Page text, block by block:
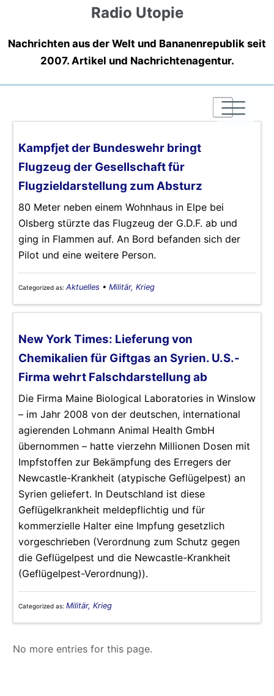
Radio Utopie
Nachrichten aus der Welt und Bananenrepublik seit
2007. Artikel und Nachrichtenagentur.
|
|
|
Kampfjet der Bundeswehr bringt
Flugzeug der Gesellschaft für
Flugzieldarstellung zum Absturz
80 Meter neben einem Wohnhaus in Elpe bei
Olsberg stürzte das Flugzeug der G.D.F. ab und
ging in Flammen auf. An Bord befanden sich der
Pilot und eine weitere Person.
Categorized as: Aktuelles • Militär, Krieg
New York Times: Lieferung von
Chemikalien für Giftgas an Syrien. U.S.-
Firma wehrt Falschdarstellung ab
Die Firma Maine Biological Laboratories in Winslow
– im Jahr 2008 von der deutschen, international
agierenden Lohmann Animal Health GmbH
übernommen – hatte vierzehn Millionen Dosen mit
Impfstoffen zur Bekämpfung des Erregers der
Newcastle-Krankheit (atypische Geflügelpest) an
Syrien geliefert. In Deutschland ist diese
Geflügelkrankheit meldepflichtig und für
kommerzielle Halter eine Impfung gesetzlich
vorgeschrieben (Verordnung zum Schutz gegen
die Geflügelpest und die Newcastle-Krankheit
(Geflügelpest-Verordnung)).
Categorized as: Militär, Krieg
No more entries for this page.